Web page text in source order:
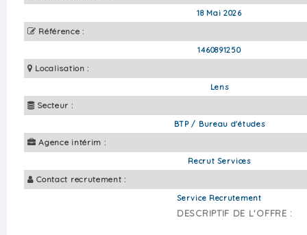
18 Mai 2026
Référence :
1460891250
Localisation :
Lens
Secteur :
BTP / Bureau d'études
Agence intérim :
Recrut Services
Contact recrutement :
Service Recrutement
DESCRIPTIF DE L'OFFRE :